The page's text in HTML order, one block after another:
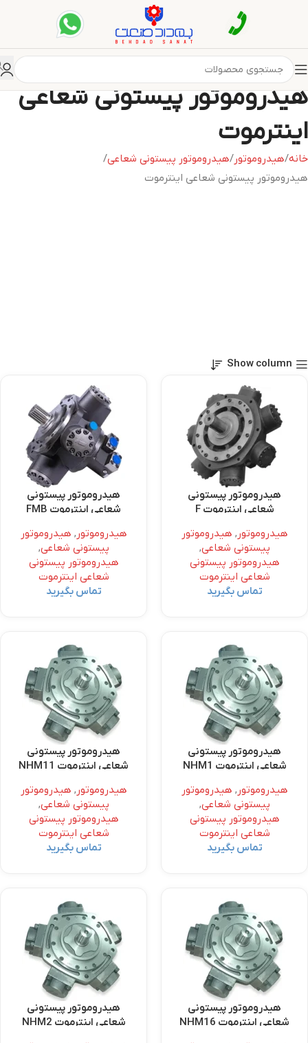
هیدروموتور پیستونی شعاعی
اینترموت
خانه هیدروموتور هیدروموتور پیستونی شعاعی
هیدروموتور پیستونی شعاعی اینترموت
Show column
هیدروموتور پیستونی
شعاعی اینترموت F
هیدروموتور , هیدروموتور
پیستونی شعاعی,
هیدروموتور پیستونی
شعاعی اینترموت
تماس بگیرید
هیدروموتور پیستونی
شعاعی اینترموت FMB
هیدروموتور , هیدروموتور
پیستونی شعاعی,
هیدروموتور پیستونی
شعاعی اینترموت
تماس بگیرید
هیدروموتور پیستونی
شعاعی اینترموت NHM1
هیدروموتور , هیدروموتور
پیستونی شعاعی,
هیدروموتور پیستونی
شعاعی اینترموت
تماس بگیرید
هیدروموتور پیستونی
شعاعی اینترموت NHM11
هیدروموتور , هیدروموتور
پیستونی شعاعی,
هیدروموتور پیستونی
شعاعی اینترموت
تماس بگیرید
هیدروموتور پیستونی
شعاعی اینترموت NHM16
هیدروموتور پیستونی
شعاعی اینترموت NHM2